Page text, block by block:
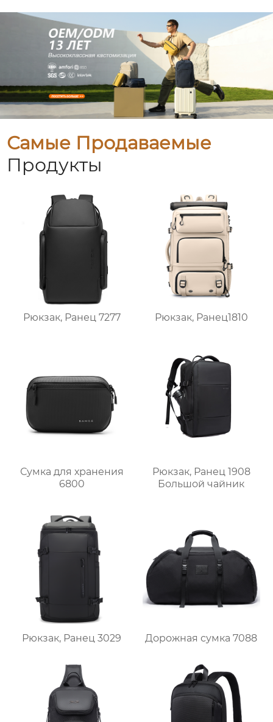
Самые Продаваемые
Продукты
Рюкзак, Ранец 7277 Рюкзак, Ранец1810
Сумка для хранения
6800
Рюкзак, Ранец 1908
Большой чайник
Рюкзак, Ранец 3029 Дорожная сумка 7088